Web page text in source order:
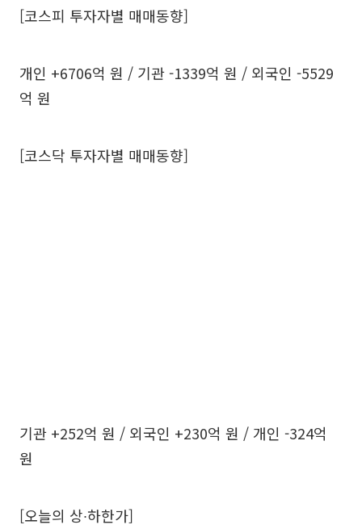
[코스피 투자자별 매매동향]
개인 +6706억 원 / 기관 -1339억 원 / 외국인 -5529
억 원
[코스닥 투자자별 매매동향]
기관 +252억 원 / 외국인 +230억 원 / 개인 -324억
원
[오늘의 상∙하한가]